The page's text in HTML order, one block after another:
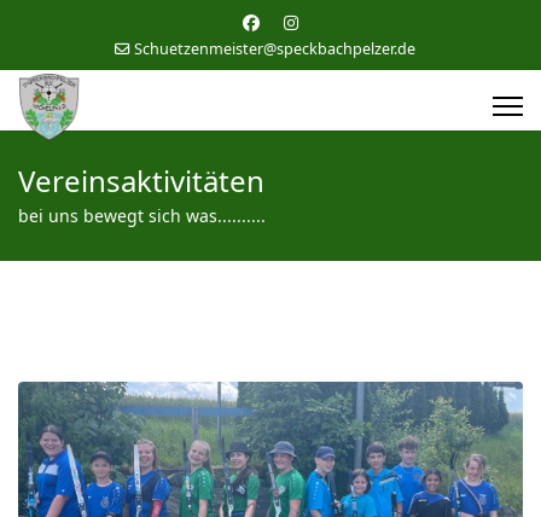
Schuetzenmeister@speckbachpelzer.de
Vereinsaktivitäten
bei uns bewegt sich was..........